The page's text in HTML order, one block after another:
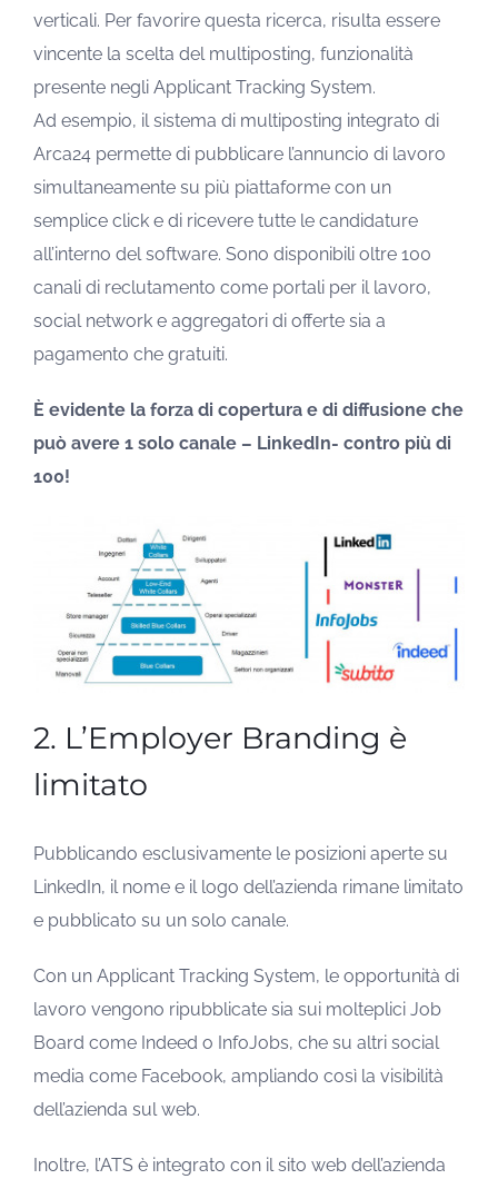
verticali. Per favorire questa ricerca, risulta essere
vincente la scelta del multiposting, funzionalità
presente negli Applicant Tracking System.
Ad esempio, il sistema di multiposting integrato di
Arca24 permette di pubblicare l’annuncio di lavoro
simultaneamente su più piattaforme con un
semplice click e di ricevere tutte le candidature
all’interno del software. Sono disponibili oltre 100
canali di reclutamento come portali per il lavoro,
social network e aggregatori di offerte sia a
pagamento che gratuiti.
È evidente la forza di copertura e di diffusione che
può avere 1 solo canale – LinkedIn- contro più di
100!
2. L’Employer Branding è
limitato
Pubblicando esclusivamente le posizioni aperte su
LinkedIn, il nome e il logo dell’azienda rimane limitato
e pubblicato su un solo canale.
Con un Applicant Tracking System, le opportunità di
lavoro vengono ripubblicate sia sui molteplici Job
Board come Indeed o InfoJobs, che su altri social
media come Facebook, ampliando così la visibilità
dell’azienda sul web.
Inoltre, l’ATS è integrato con il sito web dell’azienda